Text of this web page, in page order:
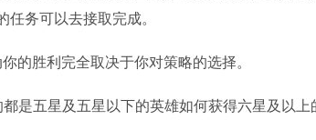
任务可以去接取完成。
的胜利完全取决于你对策略的选择。
是五星及五星以下的英雄如何获得六星及以